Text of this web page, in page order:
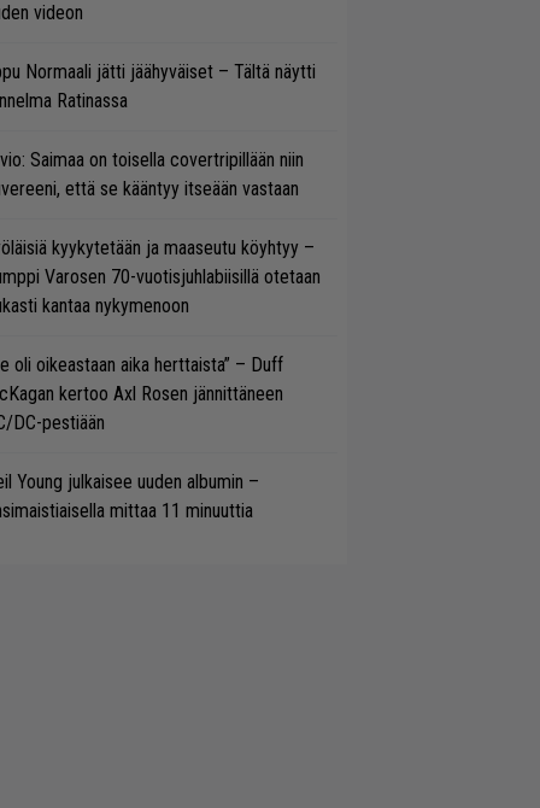
videon
Normaali jätti jäähyväiset – Tältä näytti
Ratinassa
Saimaa on toisella covertripillään niin
että se kääntyy itseään vastaan
kyykytetään ja maaseutu köyhtyy –
Varosen 70-vuotisjuhlabiisillä otetaan
kantaa nykymenoon
oli oikeastaan aika herttaista” – Duff
kertoo Axl Rosen jännittäneen
DC-pestiään
Young julkaisee uuden albumin –
mittaa 11 minuuttia